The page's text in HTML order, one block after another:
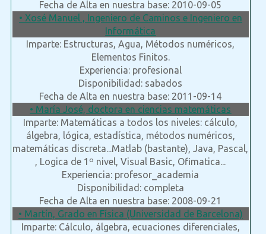
Fecha de Alta en nuestra base: 2010-09-05
• Xosé Manuel , Ingeniero de Caminos e Ingeniero en
Informática
Imparte: Estructuras, Agua, Métodos numéricos,
Elementos Finitos.
Experiencia: profesional
Disponibilidad: sabados
Fecha de Alta en nuestra base: 2011-09-14
• María José, doctora en ciencias matemáticas
Imparte: Matemáticas a todos los niveles: cálculo,
álgebra, lógica, estadística, métodos numéricos,
matemáticas discreta...Matlab (bastante), Java, Pascal,
, Logica de 1º nivel, Visual Basic, Ofimatica...
Experiencia: profesor_academia
Disponibilidad: completa
Fecha de Alta en nuestra base: 2008-09-21
• Martín, Grado en Física (Universidad de Barcelona)
Imparte: Cálculo, álgebra, ecuaciones diferenciales,